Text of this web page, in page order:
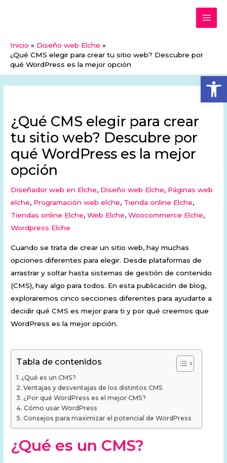
Inicio
Diseño web Elche
¿Qué CMS elegir para crear tu sitio web? Descubre por
qué WordPress es la mejor opción
¿Qué CMS elegir para crear
tu sitio web? Descubre por
qué WordPress es la mejor
opción
Diseñador web en Elche, Diseño web Elche, Páginas web
elche, Programación web elche, Tienda online Elche,
Tiendas online Elche,Web Elche,Woocommerce Elche,
Wordpress Elche
Cuando se trata de crear un sitio web, hay muchas
opciones diferentes para elegir. Desde plataformas de
arrastrar y soltar hasta sistemas de gestión de contenido
(CMS), hay algo para todos. En esta publicación de blog,
exploraremos cinco secciones diferentes para ayudarte a
decidir qué CMS es mejor para ti y por qué creemos que
WordPress es la mejor opción.
Tabla de contenidos
¿Qué es un CMS?
Ventajas y desventajas de los distintos CMS
¿Por qué WordPress es el mejor CMS?
Cómo usar WordPress
Consejos para maximizar el potencial de WordPress
¿Qué es un CMS?